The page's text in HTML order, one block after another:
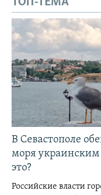
В Севастополе
моря
это?
Российские власти